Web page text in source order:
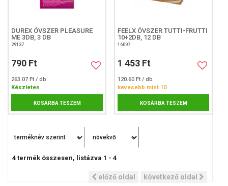
DUREX ÓVSZER PLEASURE
ME 3DB, 3 DB
29137
790 Ft
263.07 Ft / db
Készleten
KOSÁRBA TESZEM
FEELX ÓVSZER TUTTI-FRUTTI
10+2DB, 12 DB
16097
1 453 Ft
120.60 Ft / db
kevesebb mint 10
KOSÁRBA TESZEM
4 termék összesen, listázva 1 - 4
előző oldal következő oldal